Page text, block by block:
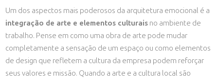
Um dos aspectos mais poderosos da arquitetura emocional é a
integração de arte e elementos culturais no ambiente de
trabalho. Pense em como uma obra de arte pode mudar
completamente a sensação de um espaço ou como elementos
de design que refletem a cultura da empresa podem reforçar
seus valores e missão. Quando a arte e a cultura local são